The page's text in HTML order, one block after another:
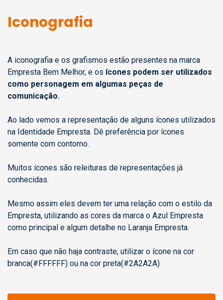
Iconografia
A iconografia e os grafismos estão presentes na marca
Empresta Bem Melhor, e os ícones podem ser utilizados
como personagem em algumas peças de
comunicação.
Ao lado vemos a representação de alguns ícones utilizados
na Identidade Empresta. Dê preferência por ícones
somente com contorno.
Muitos ícones são releituras de representações já
conhecidas.
Mesmo assim eles devem ter uma relação com o estilo da
Empresta, utilizando as cores da marca o Azul Empresta
como principal e algum detalhe no Laranja Empresta.
Em caso que não haja contraste, utilizar o ícone na cor
branca(#FFFFFF) ou na cor preta(#2A2A2A)